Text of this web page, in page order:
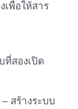
พื่อให้สาร
ที่สองเปิด
– สร้างระบบ